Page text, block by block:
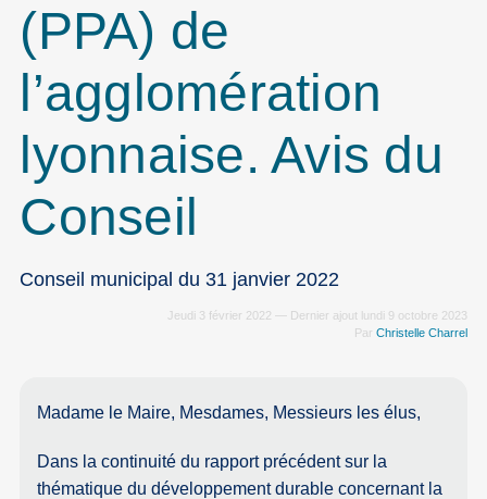
(PPA) de
l’agglomération
lyonnaise. Avis du
Conseil
Conseil municipal du 31 janvier 2022
Jeudi 3 février 2022 — Dernier ajout lundi 9 octobre 2023
Par Christelle Charrel
Madame le Maire, Mesdames, Messieurs les élus,
Dans la continuité du rapport précédent sur la
thématique du développement durable concernant la